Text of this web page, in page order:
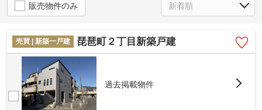
販売物件のみ
売買 | 新築一戸建 琵琶町２丁目新築戸建
過去掲載物件